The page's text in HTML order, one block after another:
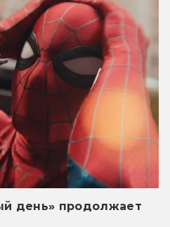
день» продолжает